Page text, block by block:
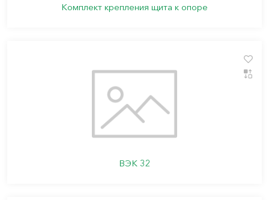
Комплект крепления щита к опоре
ВЭК 32